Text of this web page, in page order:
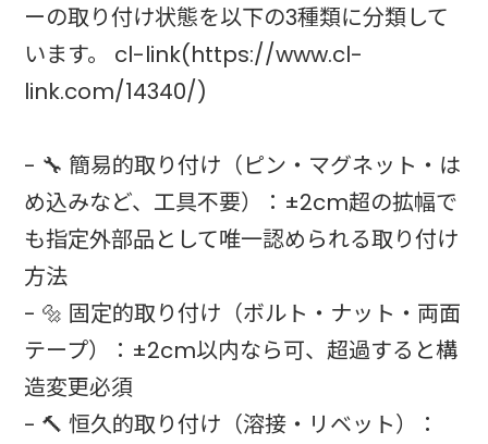
ーの取り付け状態を以下の3種類に分類して
います。 cl-link(https://www.cl-
link.com/14340/)
- 🔧 簡易的取り付け（ピン・マグネット・は
め込みなど、工具不要）：±2cm超の拡幅で
も指定外部品として唯一認められる取り付け
方法
- 🔩 固定的取り付け（ボルト・ナット・両面
テープ）：±2cm以内なら可、超過すると構
造変更必須
- 🔨 恒久的取り付け（溶接・リベット）：